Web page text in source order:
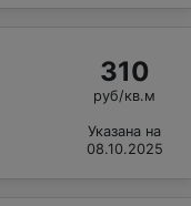
310
руб/кв.м
Указана на
08.10.2025